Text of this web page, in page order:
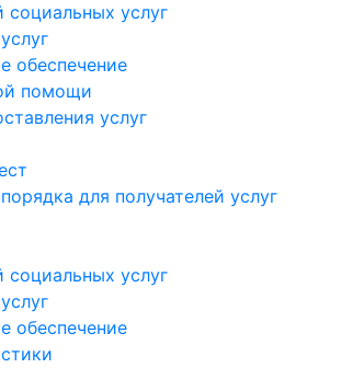
социальных услуг
обеспечение
помощи
услуг
для получателей услуг
социальных услуг
обеспечение